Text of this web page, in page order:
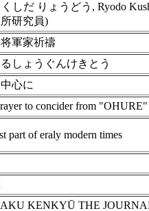
しだ りょうどう, Ryodo
研究員)
軍家祈禱
しょうぐんけきとう
心に
to concider from "OHURE"
part of eraly modern times
KENKYŪ THE